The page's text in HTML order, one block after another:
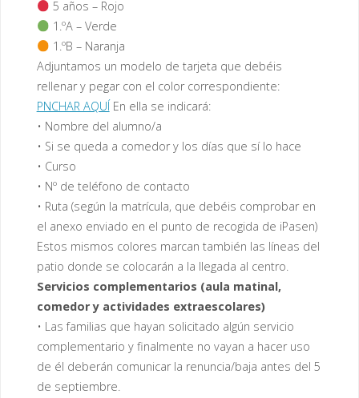
5 años – Rojo
1.ºA – Verde
1.ºB – Naranja
Adjuntamos un modelo de tarjeta que debéis
rellenar y pegar con el color correspondiente:
PNCHAR AQUÍ En ella se indicará:
• Nombre del alumno/a
• Si se queda a comedor y los días que sí lo hace
• Curso
• Nº de teléfono de contacto
• Ruta (según la matrícula, que debéis comprobar en
el anexo enviado en el punto de recogida de iPasen)
Estos mismos colores marcan también las líneas del
patio donde se colocarán a la llegada al centro.
Servicios complementarios (aula matinal,
comedor y actividades extraescolares)
• Las familias que hayan solicitado algún servicio
complementario y finalmente no vayan a hacer uso
de él deberán comunicar la renuncia/baja antes del 5
de septiembre.